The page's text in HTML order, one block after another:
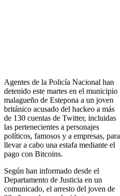
Agentes de la Policía Nacional han
detenido este martes en el municipio
malagueño de Estepona a un joven
británico acusado del hackeo a más
de 130 cuentas de Twitter, incluidas
las pertenecientes a personajes
políticos, famosos y a empresas, para
llevar a cabo una estafa mediante el
pago con Bitcoins.
Según han informado desde el
Departamento de Justicia en un
comunicado, el arresto del joven de